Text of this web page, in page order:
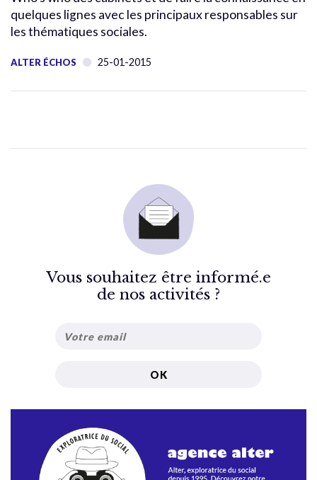
quelques lignes avec les principaux responsables sur
les thématiques sociales.
ALTER ÉCHOS 25-01-2015
Vous souhaitez être informé.e
de nos activités ?